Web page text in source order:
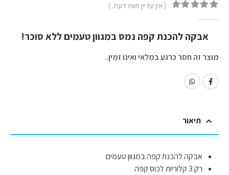
( אין עדיין חוות דעת. )
אבקה להכנת קפה נמס במגוון טעמים ללא סוכר!
מוצר זה חסר כרגע במלאי ואינו זמין.
תיאור
אבקה להכנת קפה במגוון טעמים
רק 3 קלוריות לכוס קפה